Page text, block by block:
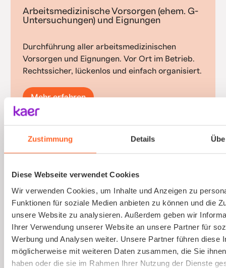
Zustimmung Details
Diese Webseite verwendet Cookies
Wir verwenden Cookies, um Inhalte und Anzeigen zu
Funktionen für soziale Medien anbieten zu können und die
unsere Website zu analysieren. Außerdem geben wir
Ihrer Verwendung unserer Website an unsere Partner für
Werbung und Analysen weiter. Unsere Partner führen diese
möglicherweise mit weiteren Daten zusammen, die Sie
haben oder die sie im Rahmen Ihrer Nutzung der Dienste
Arbeitsmedizinische Vorsorgen (ehem. G-
Untersuchungen) und Eignungen
Durchführung aller arbeitsmedizinischen
Vorsorgen und Eignungen. Vor Ort im Betrieb.
Rechtssicher, lückenlos und einfach organisiert.
Mehr erfahren
Psychische Belastungen am Arbeitsplatz mit
validierten Verfahren und einfacher
Durchführung erfassen.
Gesetzlich vorgeschriebene
Gefährdungsbeurteilung einfach erstellen
lassen.